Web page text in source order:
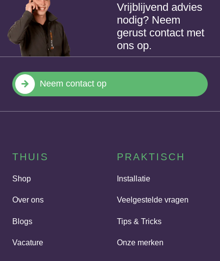
Vrijblijvend advies
nodig? Neem
gerust contact met
ons op.
Neem contact op
THUIS
Shop
Over ons
Blogs
Vacature
PRAKTISCH
Installatie
Veelgestelde vragen
Tips & Tricks
Onze merken